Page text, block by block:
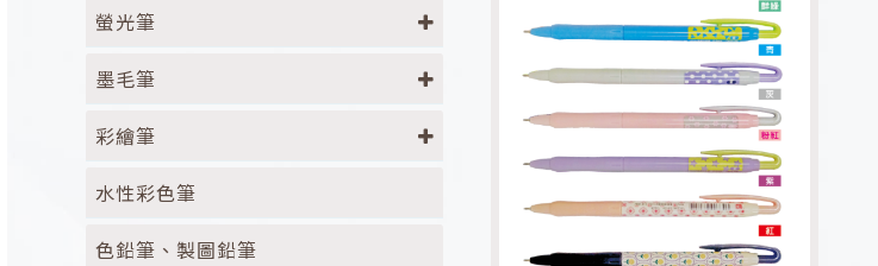
螢光筆
墨毛筆
彩繪筆
水性彩色筆
色鉛筆、製圖鉛筆